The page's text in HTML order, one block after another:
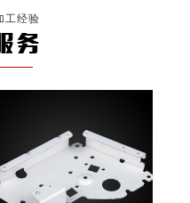
工经验
务